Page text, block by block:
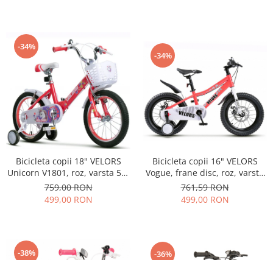
-34%
Bicicleta copii 18" VELORS
Unicorn V1801, roz, varsta 5-7
ani
759,00 RON
499,00 RON
-34%
Bicicleta copii 16" VELORS
Vogue, frane disc, roz, varsta
4-6 ani
761,59 RON
499,00 RON
-38% -36%